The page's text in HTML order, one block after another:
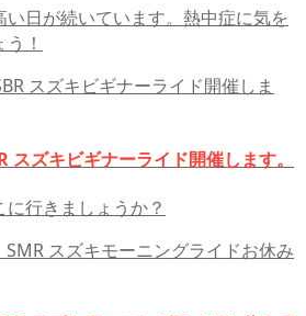
日が続いています。熱中症に気を
！
スズキビギナーライド開催します。
行きましょうか？